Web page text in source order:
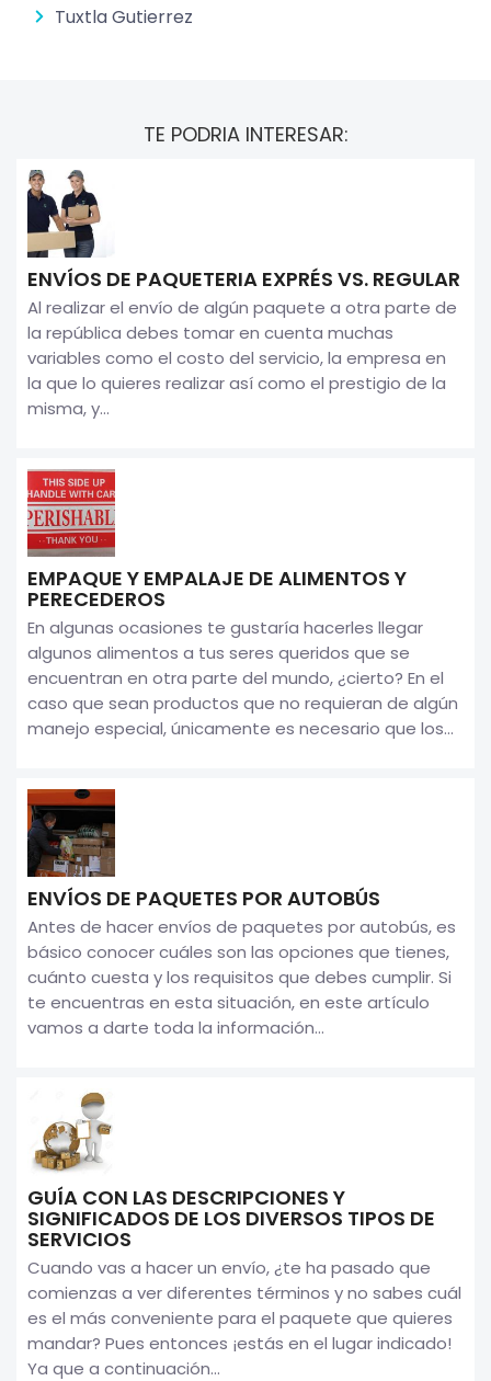
Tuxtla Gutierrez
TE PODRIA INTERESAR:
ENVÍOS DE PAQUETERIA EXPRÉS VS. REGULAR
Al realizar el envío de algún paquete a otra parte de
la república debes tomar en cuenta muchas
variables como el costo del servicio, la empresa en
la que lo quieres realizar así como el prestigio de la
misma, y...
EMPAQUE Y EMPALAJE DE ALIMENTOS Y
PERECEDEROS
En algunas ocasiones te gustaría hacerles llegar
algunos alimentos a tus seres queridos que se
encuentran en otra parte del mundo, ¿cierto? En el
caso que sean productos que no requieran de algún
manejo especial, únicamente es necesario que los...
ENVÍOS DE PAQUETES POR AUTOBÚS
Antes de hacer envíos de paquetes por autobús, es
básico conocer cuáles son las opciones que tienes,
cuánto cuesta y los requisitos que debes cumplir. Si
te encuentras en esta situación, en este artículo
vamos a darte toda la información...
GUÍA CON LAS DESCRIPCIONES Y
SIGNIFICADOS DE LOS DIVERSOS TIPOS DE
SERVICIOS
Cuando vas a hacer un envío, ¿te ha pasado que
comienzas a ver diferentes términos y no sabes cuál
es el más conveniente para el paquete que quieres
mandar? Pues entonces ¡estás en el lugar indicado!
Ya que a continuación...